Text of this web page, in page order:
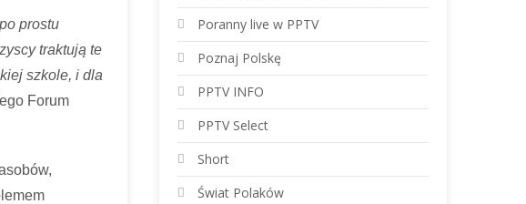
prostu
traktują te
szkole, i dla
Forum
Poranny live w PPTV
Poznaj Polskę
PPTV INFO
PPTV Select
Short
Świat Polaków